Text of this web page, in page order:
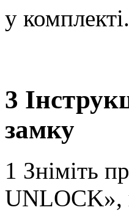
у комплекті.
3
замку
1 Зніміть
UNLOCK»,